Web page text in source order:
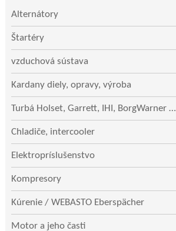
Alternátory
Štartéry
vzduchová sústava
Kardany diely, opravy, výroba
Turbá Holset, Garrett, IHI, BorgWarner …
Chladiče, intercooler
Elektropríslušenstvo
Kompresory
Kúrenie / WEBASTO Eberspächer
Motor a jeho časti